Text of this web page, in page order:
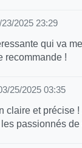
23/2025 23:29
qui va
recommande !
25/2025 03:35
claire et précise !
passionnés de